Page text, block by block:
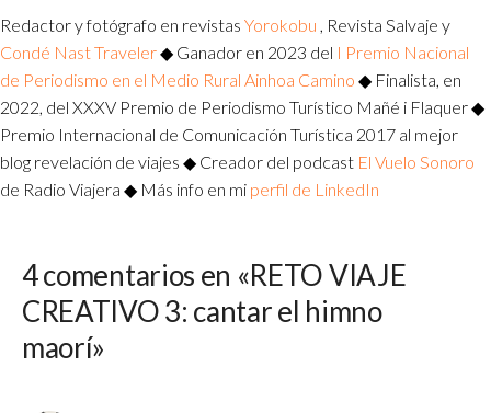
Redactor y fotógrafo en revistas Yorokobu
, Revista Salvaje y
Condé Nast Traveler◆ Ganador en 2023 del I Premio Nacional
de Periodismo en el Medio Rural Ainhoa Camino ◆ Finalista, en
2022, del XXXV Premio de Periodismo Turístico Mañé i Flaquer ◆
Premio Internacional de Comunicación Turística 2017 al mejor
blog revelación de viajes ◆ Creador del podcast El Vuelo Sonoro
de Radio Viajera ◆ Más info en mi perfil de LinkedIn
4 comentarios en «RETO VIAJE
CREATIVO 3: cantar el himno
maorí»